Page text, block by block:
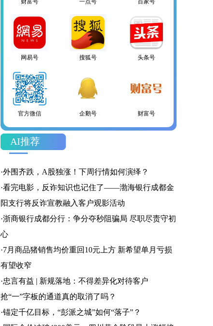
财富号 一点号 百家号
网易号 搜狐号 头条号
官方微信 企鹅号 财富号
一点号 百家号 网易号
AI推荐
·外围齐跌，A股独涨！下周行情如何演绎？
·看完电影，反诈知识也记住了——渤海银行成都金
阳支行将反诈宣教融入客户观影活动
·浙商银行成都分行：争分夺秒阻骗局 尽职尽责守初
心
·7月商品猪销售均价重回10元上方 新希望单月亏损
有望收窄
·忠言有益 | 新规落地：不得差异化对待客户
抢“一”字板的通道真的取消了吗？
·锚定千亿目标，“彭派之城”如何“落子”？